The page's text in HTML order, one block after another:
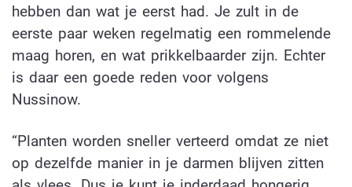
hebben dan wat je eerst had. Je zult in de
eerste paar weken regelmatig een rommelende
maag horen, en wat prikkelbaarder zijn. Echter
is daar een goede reden voor volgens
Nussinow.
“Planten worden sneller verteerd omdat ze niet
op dezelfde manier in je darmen blijven zitten